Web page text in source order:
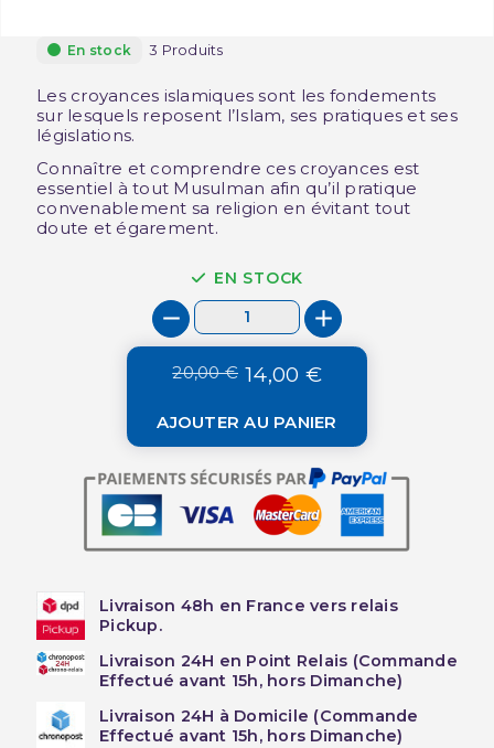
En stock 3 Produits
Les croyances islamiques sont les fondements
sur lesquels reposent l’Islam, ses pratiques et ses
législations.
Connaître et comprendre ces croyances est
essentiel à tout Musulman afin qu’il pratique
convenablement sa religion en évitant tout
doute et égarement.
EN STOCK
20,00 € 14,00 €
AJOUTER AU PANIER
Livraison 48h en France vers relais
Pickup.
Livraison 24H en Point Relais (Commande
Effectué avant 15h, hors Dimanche)
Livraison 24H à Domicile (Commande
Effectué avant 15h, hors Dimanche)